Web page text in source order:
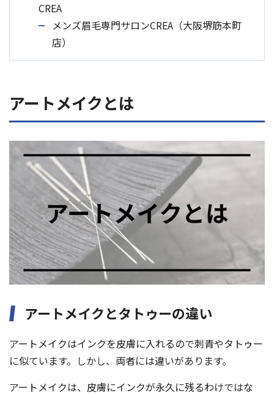
CREA
メンズ眉毛専門サロンCREA（大阪堺筋本町
店）
アートメイクとは
アートメイクとタトゥーの違い
アートメイクはインクを皮膚に入れるので刺青やタトゥー
に似ています。しかし、両者には違いがあります。
アートメイクは、皮膚にインクが永久に残るわけではな